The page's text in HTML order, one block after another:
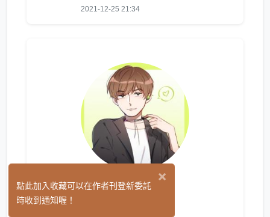
2021-12-25 21:34
ㄉㄗ (2)
×
點此加入收藏可以在作者刊登新委託
時收到通知喔！